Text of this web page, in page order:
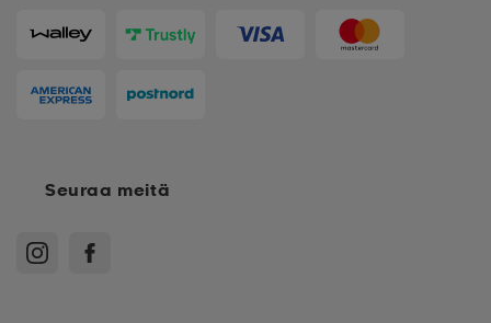
Seuraa meitä